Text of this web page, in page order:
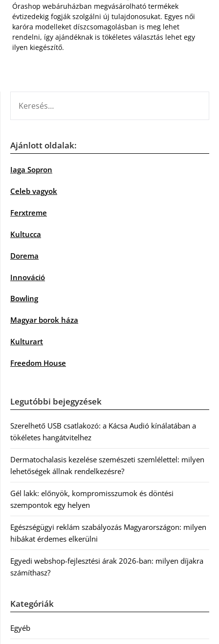
Órashop webáruházban megvásárolható termékek
évtizedekig fogják szolgálni új tulajdonosukat. Egyes női
karóra modelleket díszcsomagolásban is meg lehet
rendelni, így ajándéknak is tökéletes választás lehet egy
ilyen kiegészítő.
Ajánlott oldalak:
Iaga Sopron
Celeb vagyok
Ferxtreme
Kultucca
Dorema
Innováció
Bowling
Magyar borok háza
Kulturart
Freedom House
Legutóbbi bejegyzések
Szerelhető USB csatlakozó: a Kácsa Audió kínálatában a
tökéletes hangátvitelhez
Dermatochalasis kezelése szemészeti szemlélettel: milyen
lehetőségek állnak rendelkezésre?
Gél lakk: előnyök, kompromisszumok és döntési
szempontok egy helyen
Egészségügyi reklám szabályozás Magyarországon: milyen
hibákat érdemes elkerülni
Egyedi webshop-fejlesztési árak 2026-ban: milyen díjakra
számíthasz?
Kategóriák
Egyéb